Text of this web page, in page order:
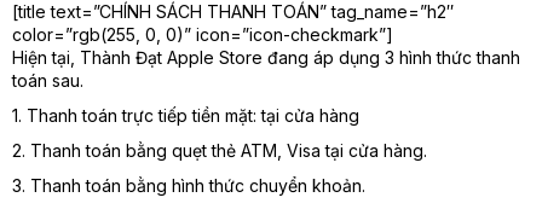
[title text=”CHÍNH SÁCH THANH TOÁN” tag_name=”h2″
color=”rgb(255, 0, 0)” icon=”icon-checkmark”]
Hiện tại, Thành Đạt Apple Store đang áp dụng 3 hình thức thanh
toán sau.
1. Thanh toán trực tiếp tiền mặt: tại cửa hàng
2. Thanh toán bằng quẹt thẻ ATM, Visa tại cửa hàng.
3. Thanh toán bằng hình thức chuyển khoản.